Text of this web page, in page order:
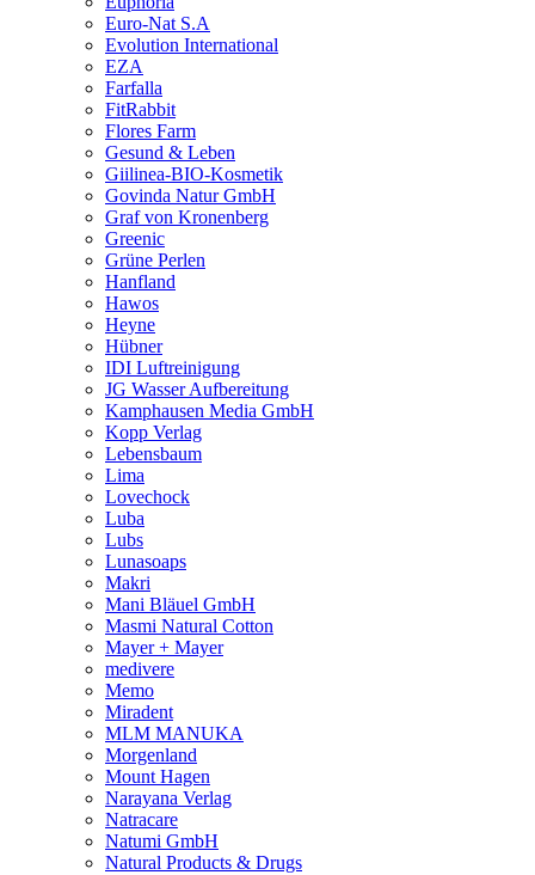
Euro-Nat S.A
Evolution International
EZA
Farfalla
FitRabbit
Flores Farm
Gesund & Leben
Giilinea-BIO-Kosmetik
Govinda Natur GmbH
Graf von Kronenberg
Greenic
Grüne Perlen
Hanfland
Hawos
Heyne
Hübner
IDI Luftreinigung
JG Wasser Aufbereitung
Kamphausen Media GmbH
Kopp Verlag
Lebensbaum
Lima
Lovechock
Luba
Lubs
Lunasoaps
Makri
Mani Bläuel GmbH
Masmi Natural Cotton
Mayer + Mayer
medivere
Memo
Miradent
MLM MANUKA
Morgenland
Mount Hagen
Narayana Verlag
Natracare
Natumi GmbH
Natural Products & Drugs